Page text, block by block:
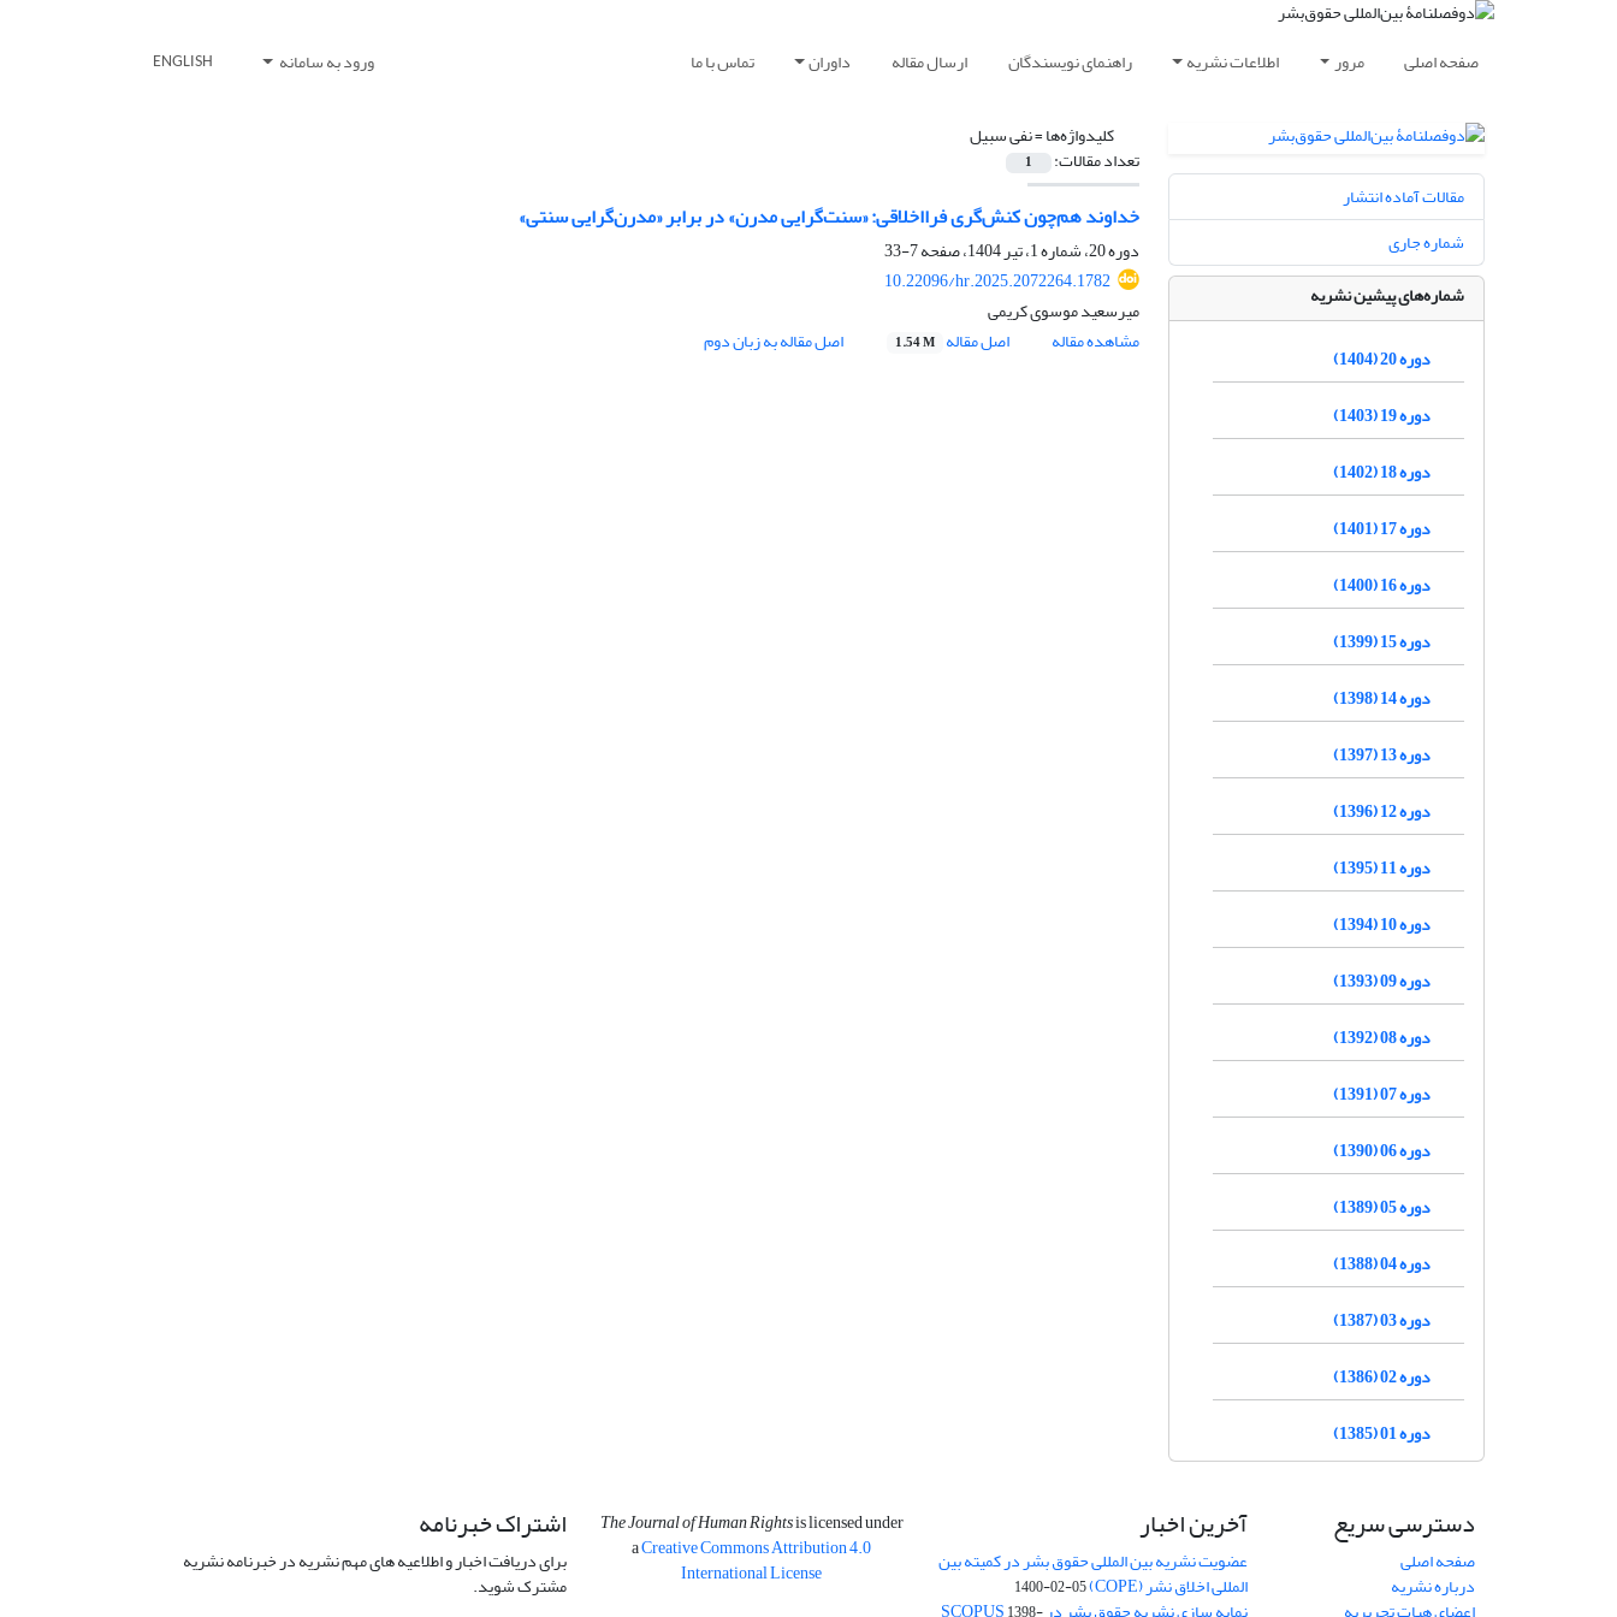
صفحه اصلی مرور اطلاعات نشریه راهنمای نویسندگان ارسال مقاله داوران تماس با ما ورود به سامانه ENGLISH
کلیدواژه‌ها =نفی سبیل
تعداد مقالات: 1
خداوند هم‌چون کنش‌گری فرااخلاقی: «سنت‌گرایی مدرن» در برابر «مدرن‌گرایی سنتی»
دوره 20، شماره 1، تیر 1404، صفحه
7-33
10.22096/hr.2025.2072264.1782
میرسعید موسوی کریمی
مشاهده مقاله
اصل مقاله 1.54 M اصل مقاله به زبان دوم
مقالات آماده انتشار
شماره جاری
شماره‌های پیشین نشریه
دوره 20 (1404)
دوره 19 (1403)
دوره 18 (1402)
دوره 17 (1401)
دوره 16 (1400)
دوره 15 (1399)
دوره 14 (1398)
دوره 13 (1397)
دوره 12 (1396)
دوره 11 (1395)
دوره 10 (1394)
دوره 09 (1393)
دوره 08 (1392)
دوره 07 (1391)
دوره 06 (1390)
دوره 05 (1389)
دوره 04 (1388)
دوره 03 (1387)
دوره 02 (1386)
دوره 01 (1385)
دسترسی سریع
صفحه اصلی
درباره نشریه
آخرین اخبار
عضویت نشریه بین المللی حقوق بشر در کمیته بین
المللی اخلاق نشر (COPE) 1400-02-05
The Journal of Human Rightsis licensed under
aCreative Commons Attribution 4.0
International License
اشتراک خبرنامه
برای دریافت اخبار و اطلاعیه های مهم نشریه در خبرنامه نشریه
مشترک شوید.